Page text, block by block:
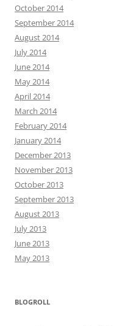
October 2014
September 2014
August 2014
July 2014
June 2014
May 2014
April 2014
March 2014
February 2014
January 2014
December 2013
November 2013
October 2013
September 2013
August 2013
July 2013
June 2013
May 2013
BLOGROLL